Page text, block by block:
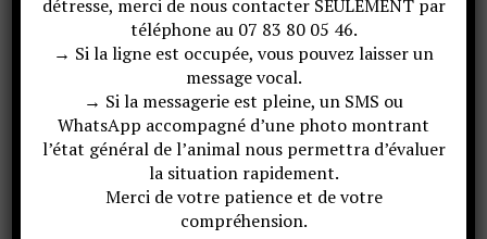
détresse, merci de nous contacter SEULEMENT par
téléphone au 07 83 80 05 46.
→ Si la ligne est occupée, vous pouvez laisser un
message vocal.
→ Si la messagerie est pleine, un SMS ou
WhatsApp accompagné d’une photo montrant
l’état général de l’animal nous permettra d’évaluer
la situation rapidement.
Merci de votre patience et de votre
compréhension.